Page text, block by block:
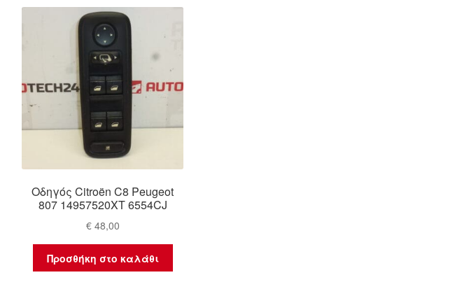
Οδηγός Citroën C8 Peugeot
807 14957520XT 6554CJ
€48,00
Προσθήκη στο καλάθι